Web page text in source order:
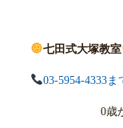
七田式大塚教室
03-5954-4333ま
0歳